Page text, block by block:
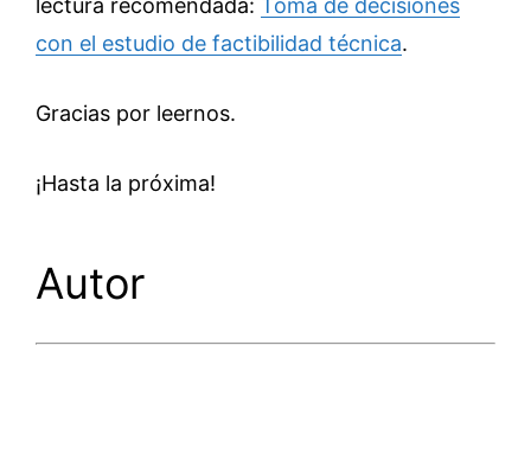
lectura recomendada: Toma de decisiones
con el estudio de factibilidad técnica.
Gracias por leernos.
¡Hasta la próxima!
Autor